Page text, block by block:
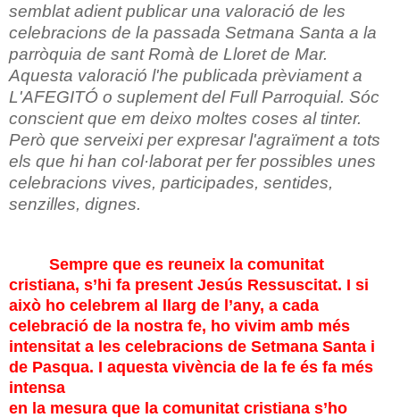
semblat adient publicar una valoració de les
celebracions de la passada Setmana Santa a la
parròquia de sant Romà de Lloret de Mar.
Aquesta valoració l'he publicada prèviament a
L'AFEGITÓ o suplement del Full Parroquial. Sóc
conscient que em deixo moltes coses al tinter.
Però que serveixi per expresar l'agraïment a tots
els que hi han col·laborat per fer possibles unes
celebracions vives, participades, sentides,
senzilles, dignes.
Sempre que es reuneix la comunitat
cristiana, s’hi fa present Jesús Ressuscitat. I si
això ho celebrem al llarg de l’any, a cada
celebració de la nostra fe, ho vivim amb més
intensitat a les celebracions de Setmana Santa i
de Pasqua. I aquesta vivència de la fe és fa més
intensa
en la mesura que la comunitat cristiana s’ho